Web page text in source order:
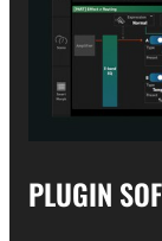
PLUGIN